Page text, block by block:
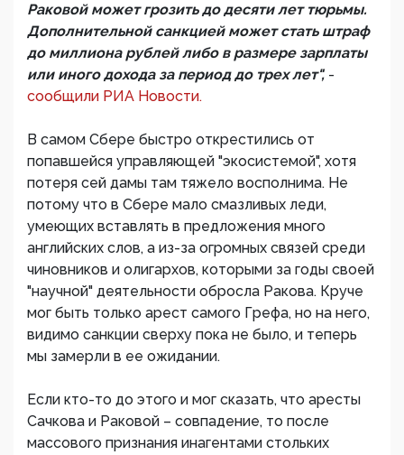
Раковой может грозить до десяти лет тюрьмы.
Дополнительной санкцией может стать штраф
до миллиона рублей либо в размере зарплаты
или иного дохода за период до трех лет", -
сообщили РИА Новости.
В самом Сбере быстро открестились от
попавшейся управляющей "экосистемой", хотя
потеря сей дамы там тяжело восполнима. Не
потому что в Сбере мало смазливых леди,
умеющих вставлять в предложения много
английских слов, а из-за огромных связей среди
чиновников и олигархов, которыми за годы своей
"научной" деятельности обросла Ракова. Круче
мог быть только арест самого Грефа, но на него,
видимо санкции сверху пока не было, и теперь
мы замерли в ее ожидании.
Если кто-то до этого и мог сказать, что аресты
Сачкова и Раковой – совпадение, то после
массового признания инагентами стольких